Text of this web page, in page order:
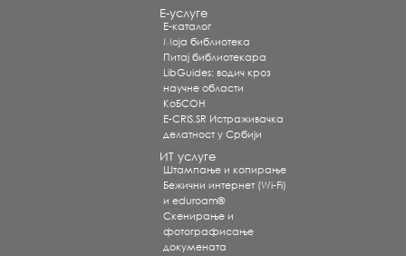
Е-услуге
Е-каталог
Моја библиотека
Питај библиотекара
LibGuides: водич кроз
научне области
КоБСОН
E-CRIS.SR Истраживачка
делатност у Србији
ИТ услуге
Штампање и копирање
Бежични интернет (Wi-Fi)
и eduroam®
Скенирање и
фотографисање
докумената